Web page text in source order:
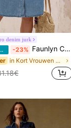
denim jurk
-23% Faunlyn Casual damesjurk van gewassen denim met knoopsluiting en zakken aan de voorkant.
in Kort Vrouwen Denim Jurken